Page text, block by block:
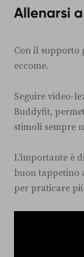
Allenarsi
Con il supporto
eccome.
Seguire video-
Buddyfit,
stimoli sempre
L’importante è
buon tappetino
per praticare